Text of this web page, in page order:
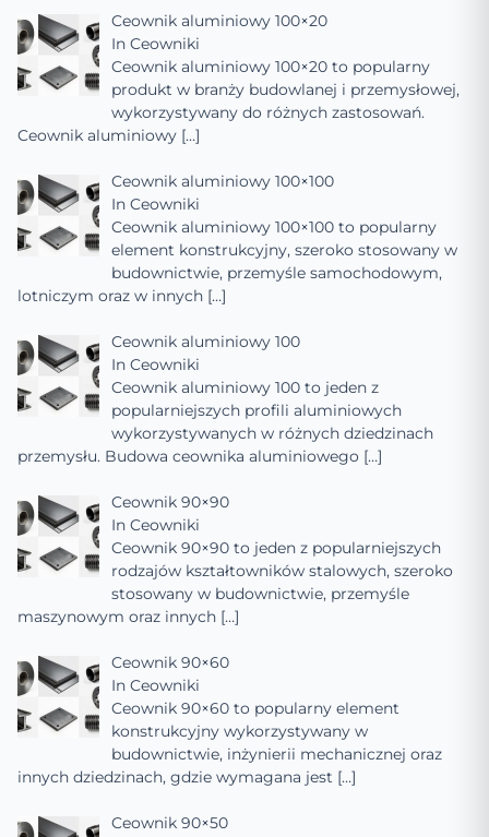
Ceownik aluminiowy 100×20
In Ceowniki
Ceownik aluminiowy 100×20 to popularny
produkt w branży budowlanej i przemysłowej,
wykorzystywany do różnych zastosowań.
Ceownik aluminiowy […]
Ceownik aluminiowy 100×100
In Ceowniki
Ceownik aluminiowy 100×100 to popularny
element konstrukcyjny, szeroko stosowany w
budownictwie, przemyśle samochodowym,
lotniczym oraz w innych […]
Ceownik aluminiowy 100
In Ceowniki
Ceownik aluminiowy 100 to jeden z
popularniejszych profili aluminiowych
wykorzystywanych w różnych dziedzinach
przemysłu. Budowa ceownika aluminiowego […]
Ceownik 90×90
In Ceowniki
Ceownik 90×90 to jeden z popularniejszych
rodzajów kształtowników stalowych, szeroko
stosowany w budownictwie, przemyśle
maszynowym oraz innych […]
Ceownik 90×60
In Ceowniki
Ceownik 90×60 to popularny element
konstrukcyjny wykorzystywany w
budownictwie, inżynierii mechanicznej oraz
innych dziedzinach, gdzie wymagana jest […]
Ceownik 90×50